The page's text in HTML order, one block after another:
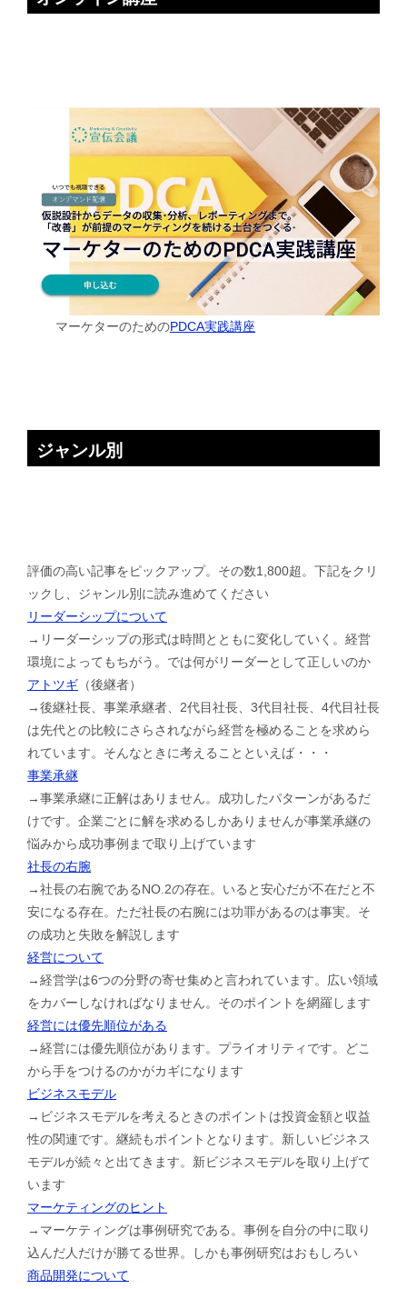
マーケターのためのPDCA実践講座
ジャンル別
評価の高い記事をピックアップ。その数1,800超。下記をクリ
ックし、ジャンル別に読み進めてください
リーダーシップについて
→リーダーシップの形式は時間とともに変化していく。経営
環境によってもちがう。では何がリーダーとして正しいのか
アトツギ （後継者）
→後継社長、事業承継者、2代目社長、3代目社長、4代目社長
は先代との比較にさらされながら経営を極めることを求めら
れています。そんなときに考えることといえば・・・
事業承継
→事業承継に正解はありません。成功したパターンがあるだ
けです。企業ごとに解を求めるしかありませんが事業承継の
悩みから成功事例まで取り上げています
社長の右腕
→社長の右腕であるNO.2の存在。いると安心だが不在だと不
安になる存在。ただ社長の右腕には功罪があるのは事実。そ
の成功と失敗を解説します
経営について
→経営学は6つの分野の寄せ集めと言われています。広い領域
をカバーしなければなりません。そのポイントを網羅します
経営には優先順位がある
→経営には優先順位があります。プライオリティです。どこ
から手をつけるのかがカギになります
ビジネスモデル
→ビジネスモデルを考えるときのポイントは投資金額と収益
性の関連です。継続もポイントとなります。新しいビジネス
モデルが続々と出てきます。新ビジネスモデルを取り上げて
います
マーケティングのヒント
→マーケティングは事例研究である。事例を自分の中に取り
込んだ人だけが勝てる世界。しかも事例研究はおもしろい
商品開発について